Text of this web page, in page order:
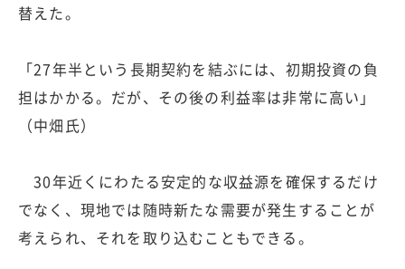
替えた。
「27年半という長期契約を結ぶには、初期投資の負
担はかかる。だが、その後の利益率は非常に高い」
（中畑氏）
30年近くにわたる安定的な収益源を確保するだけ
でなく、現地では随時新たな需要が発生することが
考えられ、それを取り込むこともできる。